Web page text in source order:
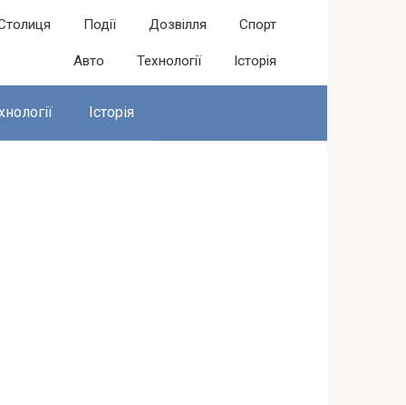
Події Дозвілля Спорт
Авто Технології Історія
Історія